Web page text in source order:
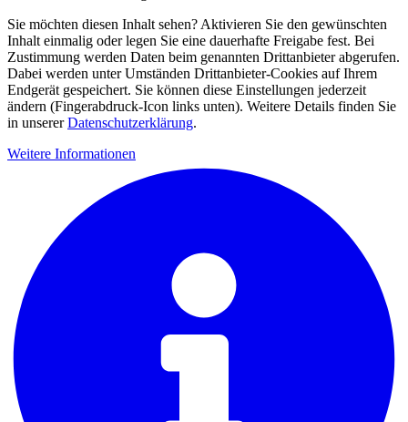
Sie möchten diesen Inhalt sehen? Aktivieren Sie den gewünschten
Inhalt einmalig oder legen Sie eine dauerhafte Freigabe fest. Bei
Zustimmung werden Daten beim genannten Drittanbieter abgerufen.
Dabei werden unter Umständen Drittanbieter-Cookies auf Ihrem
Endgerät gespeichert. Sie können diese Einstellungen jederzeit
ändern (Fingerabdruck-Icon links unten). Weitere Details finden Sie
in unsererDatenschutzerklärung.
Weitere Informationen